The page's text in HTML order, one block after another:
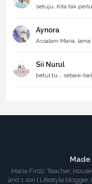
setuju..Kita tak
Aynora
Assalam Maria,
Sii Nurul
betul tu... sebaik-
Maria Firdz: Teacher,
and 1 son | Lifestyle